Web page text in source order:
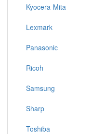
Kyocera-Mita
Lexmark
Panasonic
Ricoh
Samsung
Sharp
Toshiba